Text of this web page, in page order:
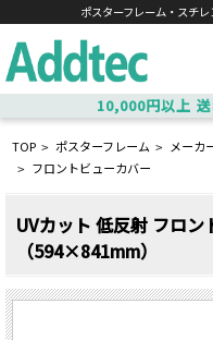
ポスターフレーム・スチレ
10,000円以上
TOP > ポスターフレーム > メーカ
> フロントビューカバー
UVカット 低反射 フロ
（594×841mm）